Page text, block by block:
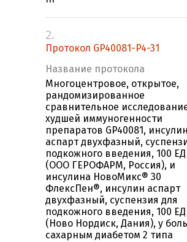
2.
Протокол GP40081-P4-31
Название протокола
Многоцентровое, открытое,
рандомизированное
сравнительное
худшей иммуногенности
препаратов GP40081, инсулин
аспарт двухфазный,
подкожного введения, 100
(ООО ГЕРОФАРМ, Россия), и
инсулина НовоМикс® 30
ФлексПен®, инсулин аспарт
двухфазный, суспензия для
подкожного введения, 100
(Ново Нордиск, Дания), у
сахарным диабетом 2 типа